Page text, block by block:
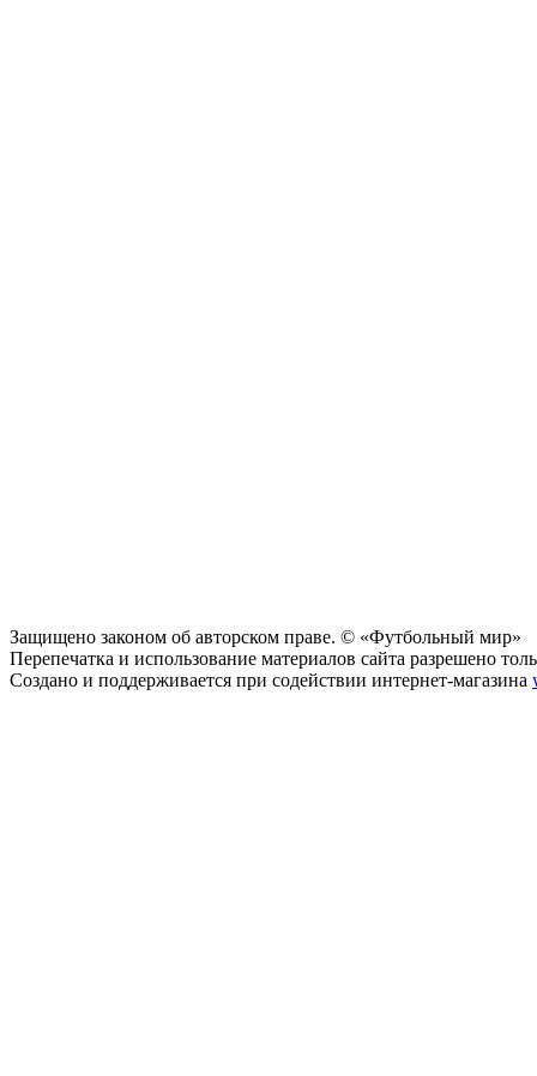
Защищено законом об авторском праве. © «Футбольный мир»
Перепечатка и использование материалов сайта разрешено
Создано и поддерживается при содействии интернет-магазина